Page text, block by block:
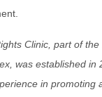
Clinic, part of
was established
in